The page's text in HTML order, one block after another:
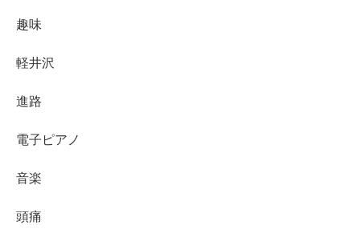
趣味
軽井沢
進路
電子ピアノ
音楽
頭痛